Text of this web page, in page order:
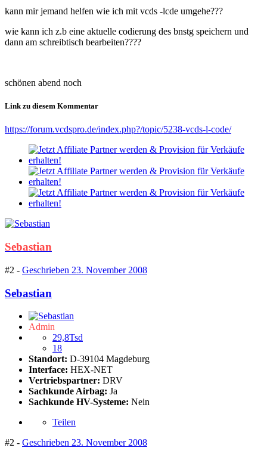
kann mir jemand helfen wie ich mit vcds -lcde umgehe???
wie kann ich z.b eine aktuelle codierung des bnstg speichern und
dann am schreibtisch bearbeiten????
schönen abend noch
Link zu diesem Kommentar
https://forum.vcdspro.de/index.php?/topic/5238-vcds-l-code/
Sebastian
#2 - Geschrieben 23. November 2008
Sebastian
Admin
29,8Tsd
18
Standort: D-39104 Magdeburg
Interface: HEX-NET
Vertriebspartner: DRV
Sachkunde Airbag: Ja
Sachkunde HV-Systeme: Nein
Teilen
#2 - Geschrieben 23. November 2008